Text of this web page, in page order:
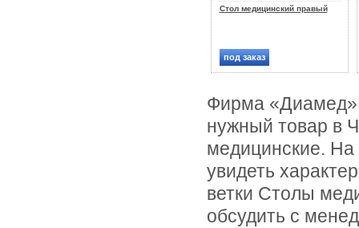
Стол медицинский правый
под заказ
Фирма «Диамед»
нужный товар в
медицинские. На
увидеть
ветки Столы
обсудить с